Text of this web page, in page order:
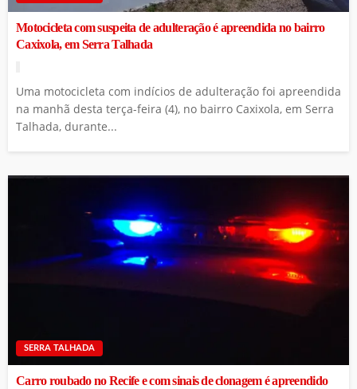
Motocicleta com suspeita de adulteração é apreendida no bairro
Caxixola, em Serra Talhada
Uma motocicleta com indícios de adulteração foi apreendida
na manhã desta terça-feira (4), no bairro Caxixola, em Serra
Talhada, durante...
SERRA TALHADA
Carro roubado no Recife e com sinais de clonagem é apreendido